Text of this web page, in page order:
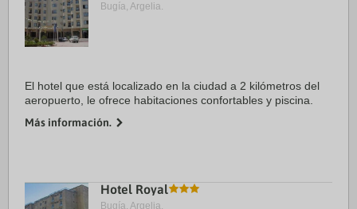
Bugía, Argelia.
El hotel que está localizado en la ciudad a 2 kilómetros del
aeropuerto, le ofrece habitaciones confortables y piscina.
Más información.
Hotel Royal
Bugía, Argelia.